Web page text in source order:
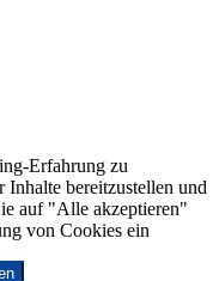
Erfahrung zu
Inhalte bereitzustellen und
auf "Alle akzeptieren"
von Cookies ein